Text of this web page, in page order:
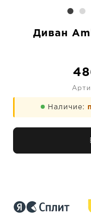
Диван
Наличие: